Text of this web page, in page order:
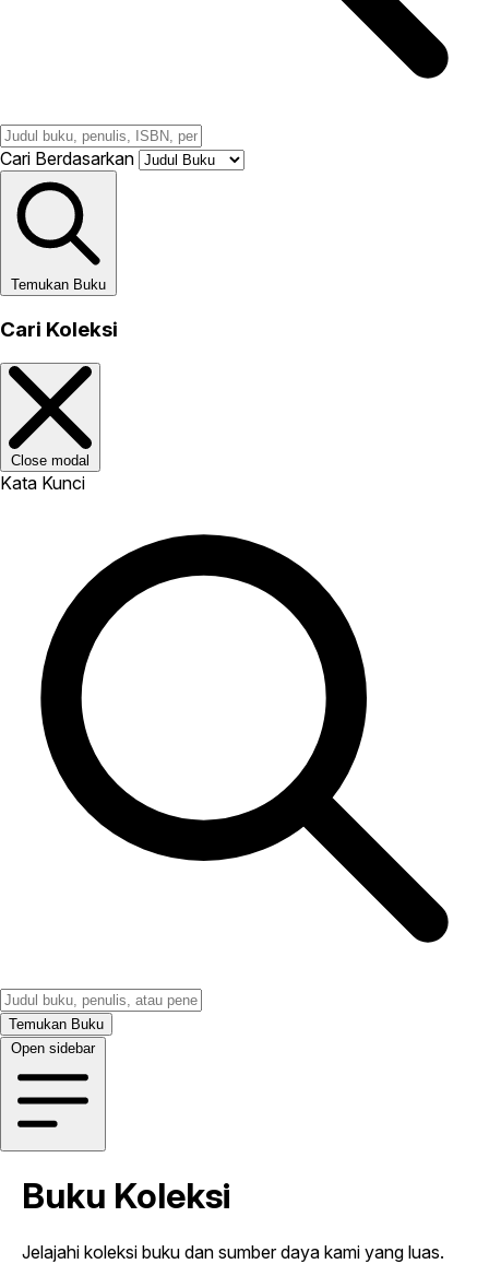
Cari Berdasarkan
Temukan Buku
Cari Koleksi
Close modal
Kata Kunci
Temukan Buku
Open sidebar
Buku Koleksi
Jelajahi koleksi buku dan sumber daya kami yang luas.